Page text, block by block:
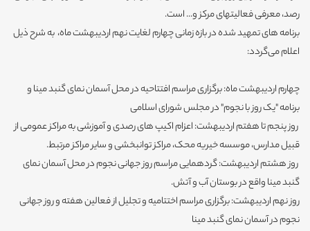
رصد، معرفی فعالیتهای مرکز و... است.
برنامه های تمهید شده در بازه زمانی چهارم لغایت نهم اردیبهشت ماه، به شرح ذیل
اعلام می‌گردد:
چهارم اردیبهشت ماه: برگزاری مراسم افتتاحیه در محل آسمان نمای گنبد مینا و
برنامه "یک روز با نجوم" در مجلس شورای اسلامی
روز پنجم تا هفتم اردیبهشت: اعزام اکیپ های رصدی و آموزشی به مراکز عمومی از
قبیل مدارس، موسسه خیریه محک، مراکز توانبخشی و سایر مراکز مرتبط.
روز هشتم اردیبهشت: گردهمایی مراسم روز جهانی نجوم در محل آسمان نمای
گنبد مینا واقع در بوستان آب و آتش.
روز نهم اردیبهشت: برگزاری مراسم اختتامیه و تجلیل از فعالین هفته و روز جهانی
نجوم در آسمان نمای گنبد مینا